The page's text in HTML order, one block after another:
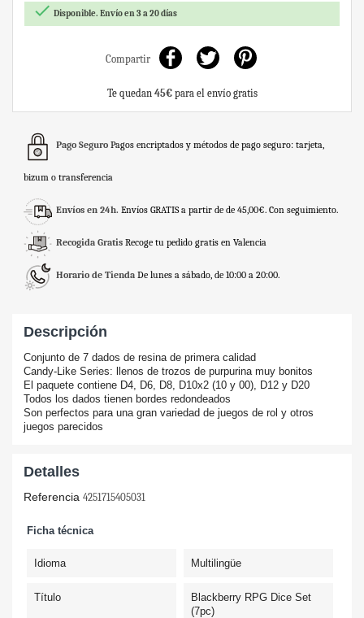
 Disponible. Envío en 3 a 20 días
Compartir
Te quedan 45€para el envío gratis
Pago Seguro Pagos encriptados y métodos de pago seguro: tarjeta,
bizum o transferencia
Envíos en 24h. Envíos GRATIS a partir de de 45,00€. Con seguimiento.
Recogida Gratis Recoge tu pedido gratis en Valencia
Horario de Tienda De lunes a sábado, de 10:00 a 20:00.
Descripción
Conjunto de 7 dados de resina de primera calidad
Candy-Like Series: llenos de trozos de purpurina muy bonitos
El paquete contiene D4, D6, D8, D10x2 (10 y 00), D12 y D20
Todos los dados tienen bordes redondeados
Son perfectos para una gran variedad de juegos de rol y otros
juegos parecidos
Detalles
Referencia 4251715405031
Ficha técnica
Idioma Multilingüe
Título
Blackberry RPG Dice Set
(7pc)